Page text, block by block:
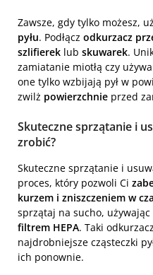
Zawsze, gdy tylko możesz,
pyłu. Podłącz odkurzacz
szlifierek lub skuwarek.
zamiatanie miotłą czy
one tylko wzbijają pył w
zwilż powierzchnie przed
Skuteczne sprzątanie i
zrobić?
Skuteczne sprzątanie i
proces, który pozwoli Ci
kurzem i zniszczeniem w
sprzątaj na sucho, używając
filtrem HEPA. Taki
najdrobniejsze cząsteczki
ich ponownie.